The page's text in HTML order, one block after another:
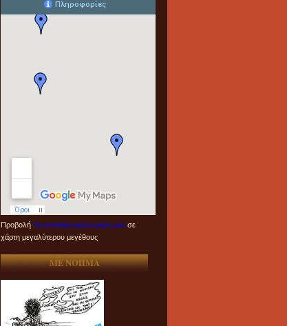
Προβολή Τα αποθηκευμένα μέρη μου σε
χάρτη μεγαλύτερου μεγέθους
ME NOHMA